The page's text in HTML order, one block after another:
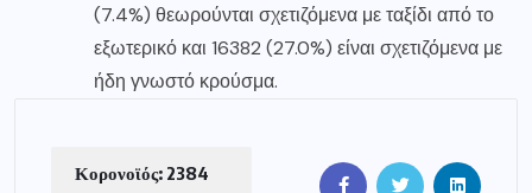
(7.4%) θεωρούνται σχετιζόμενα με ταξίδι από το
εξωτερικό και 16382 (27.0%) είναι σχετιζόμενα με
ήδη γνωστό κρούσμα.
Κορονοϊός: 2384